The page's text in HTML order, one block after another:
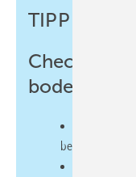
TIPP
Checkliste
berücksichtigen